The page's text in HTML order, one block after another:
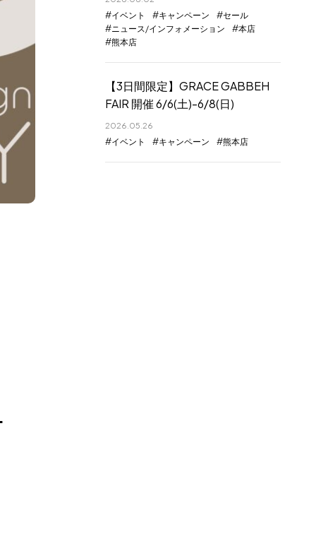
イベント キャンペーン
セール
ニュース/インフォメーション
本店
熊本店
【3日間限定】GRACE GABBEH
FAIR 開催 6/6(土)-6/8(日)
2026.05.26
イベント キャンペーン 熊本店